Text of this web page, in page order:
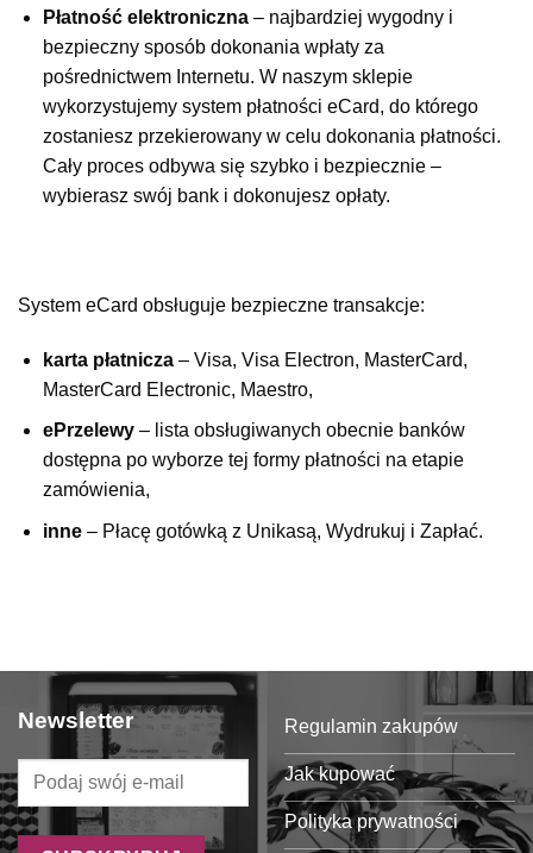
Płatność elektroniczna– najbardziej wygodny i
bezpieczny sposób dokonania wpłaty za
pośrednictwem Internetu. W naszym sklepie
wykorzystujemy system płatności eCard, do którego
zostaniesz przekierowany w celu dokonania płatności.
Cały proces odbywa się szybko i bezpiecznie –
wybierasz swój bank i dokonujesz opłaty.
System eCard obsługuje bezpieczne transakcje:
karta płatnicza– Visa, Visa Electron, MasterCard,
MasterCard Electronic, Maestro,
ePrzelewy– lista obsługiwanych obecnie banków
dostępna po wyborze tej formy płatności na etapie
zamówienia,
inne– Płacę gotówką z Unikasą, Wydrukuj i Zapłać.
Newsletter Regulamin zakupów
Jak kupować
Polityka prywatności